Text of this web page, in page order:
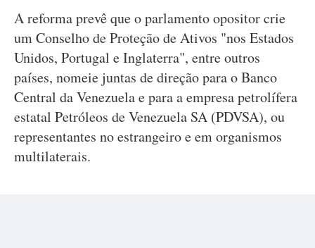
A reforma prevê que o parlamento opositor crie
um Conselho de Proteção de Ativos "nos Estados
Unidos, Portugal e Inglaterra", entre outros
países, nomeie juntas de direção para o Banco
Central da Venezuela e para a empresa petrolífera
estatal Petróleos de Venezuela SA (PDVSA), ou
representantes no estrangeiro e em organismos
multilaterais.